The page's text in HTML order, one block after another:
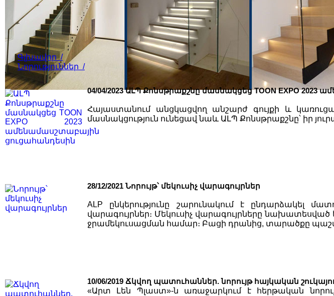
Գլխավոր /
Նորություններ /
04/04/2023ԱԼՊ Քոնսթրաքշնը մասնակցեց TOON EXPO 2023
Հայաստանում անցկացվող անշարժ գույքի և
մասնակցություն ունեցավ նաև ԱԼՊ Քոնսթրաքշնը՝ իր
28/12/2021 Նորույթ՝ մեկուսիչ վարագույրներ
ALP ընկերությունը շարունակում է ընդարձակել
վարագույրներ։ Մեկուսիչ վարագույրները
ջրամեկուսացման համար։ Բացի դրանից, տարածքը
10/06/2019 Ճկվող պատուհաններ. նորույթ հայկական
«Արտ Լեն Պլաստ»-ն առաջարկում է հերթական